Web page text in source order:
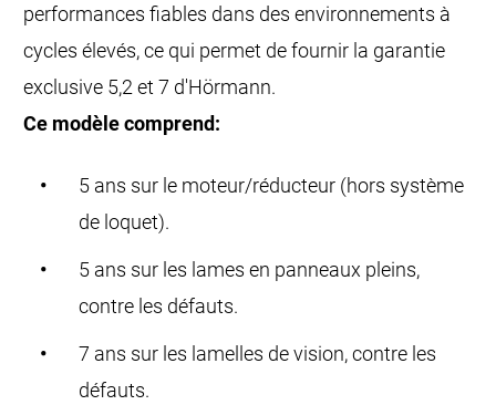
performances fiables dans des environnements à
cycles élevés, ce qui permet de fournir la garantie
exclusive 5,2 et 7 d'Hörmann.
Ce modèle comprend:
5 ans sur le moteur/réducteur (hors système
de loquet).
5 ans sur les lames en panneaux pleins,
contre les défauts.
7 ans sur les lamelles de vision, contre les
défauts.